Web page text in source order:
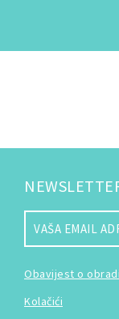
Obavijest o
Kolačići